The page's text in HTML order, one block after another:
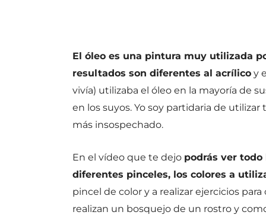
El óleo es una pintura muy utilizada
resultados son diferentes al acrílico y
vivía) utilizaba el óleo en la mayoría de
en los suyos. Yo soy partidaria de
más insospechado.
En el vídeo que te dejo podrás ver todo
diferentes pinceles, los colores a
pincel de color y a realizar ejercicios
realizan un bosquejo de un rostro y